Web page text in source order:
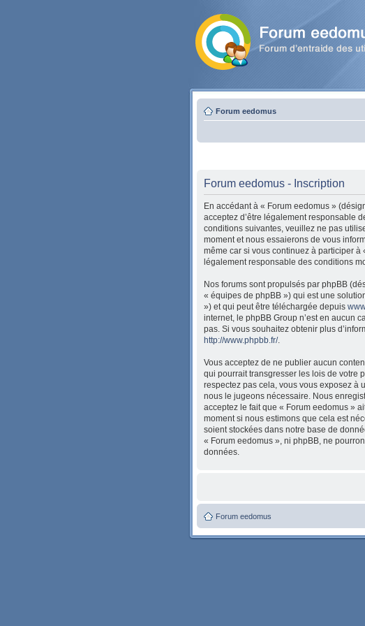
Forum eedomus
Forum eedomus - Inscription
En accédant à « Forum eedomus »
acceptez d’être légalement responsable
conditions suivantes, veuillez ne pas
moment et nous essaierons de vous
même car si vous continuez à participer à
légalement responsable des conditions
Nos forums sont propulsés par phpBB
« équipes de phpBB ») qui est une
») et qui peut être téléchargée depuis
internet, le phpBB Group n’est en aucun
pas. Si vous souhaitez obtenir plus
http://www.phpbb.fr/.
Vous acceptez de ne publier aucun
qui pourrait transgresser les lois de votre
respectez pas cela, vous vous exposez à
nous le jugeons nécessaire. Nous
acceptez le fait que « Forum eedomus »
moment si nous estimons que cela est
soient stockées dans notre base de
« Forum eedomus », ni phpBB, ne
données.
Forum eedomus